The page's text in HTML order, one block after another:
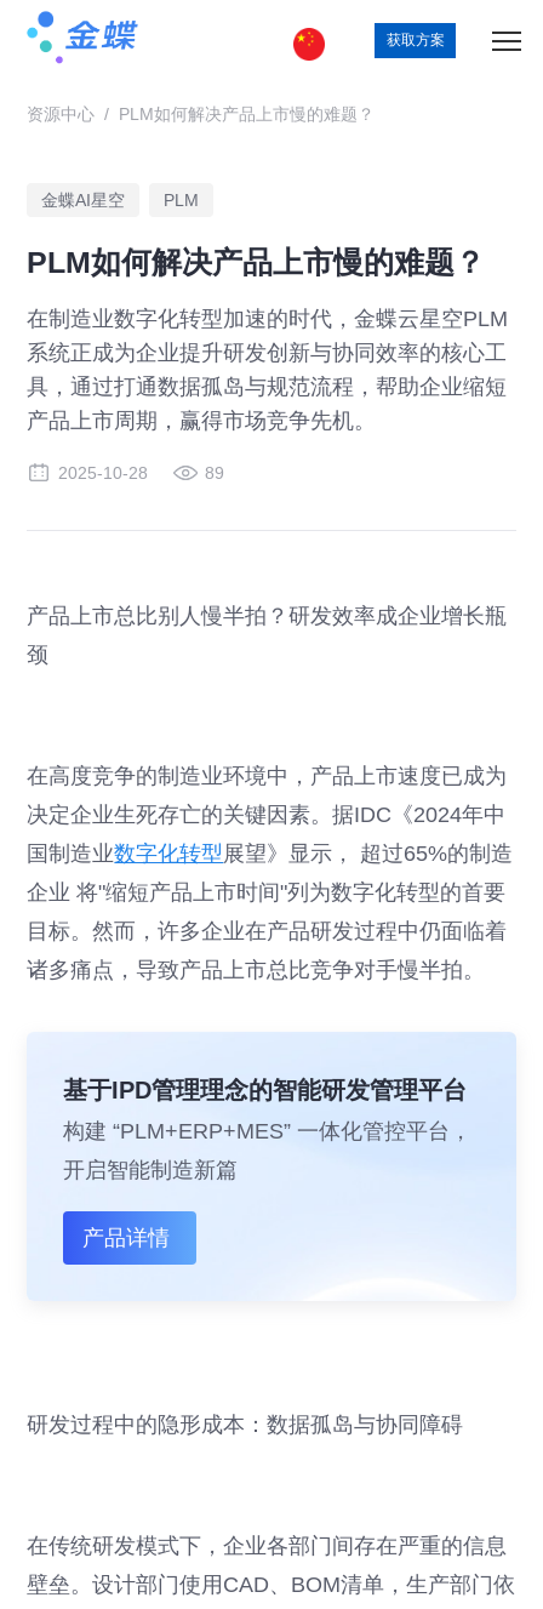
获取方案
资源中心 / PLM如何解决产品上市慢的难题？
金蝶AI星空 PLM
PLM如何解决产品上市慢的难题？
在制造业数字化转型加速的时代，金蝶云星空PLM
系统正成为企业提升研发创新与协同效率的核心工
具，通过打通数据孤岛与规范流程，帮助企业缩短
产品上市周期，赢得市场竞争先机。
2025-10-28 89
产品上市总比别人慢半拍？研发效率成企业增长瓶
颈
在高度竞争的制造业环境中，产品上市速度已成为
决定企业生死存亡的关键因素。据IDC《2024年中
国制造业数字化转型 展望》显示， 超过65%的制造
企业 将"缩短产品上市时间"列为数字化转型的首要
目标。然而，许多企业在产品研发过程中仍面临着
诸多痛点，导致产品上市总比竞争对手慢半拍。
基于IPD管理理念的智能研发管理平台
构建 “PLM+ERP+MES” 一体化管控平台，
开启智能制造新篇
产品详情
研发过程中的隐形成本：数据孤岛与协同障碍
在传统研发模式下，企业各部门间存在严重的信息
壁垒。设计部门使用CAD、BOM清单，生产部门依